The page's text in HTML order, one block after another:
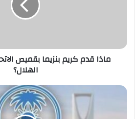
إلى
الهلال؟ماذا قدم كريم بنزيما بقميص
الهلال؟
حالة